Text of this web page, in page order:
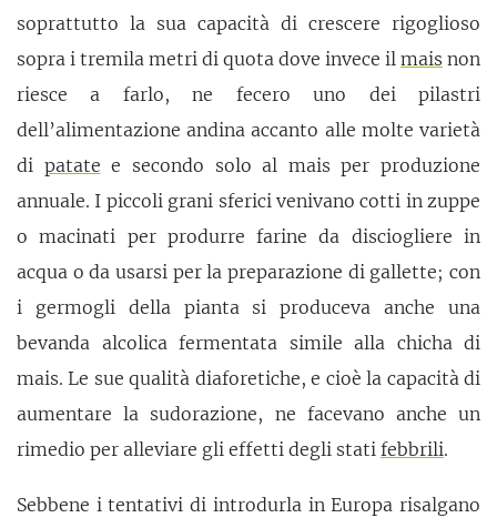
soprattutto la sua capacità di crescere rigoglioso
sopra i tremila metri di quota dove invece il mais non
riesce a farlo, ne fecero uno dei pilastri
dell’alimentazione andina accanto alle molte varietà
di patate e secondo solo al mais per produzione
annuale. I piccoli grani sferici venivano cotti in zuppe
o macinati per produrre farine da disciogliere in
acqua o da usarsi per la preparazione di gallette; con
i germogli della pianta si produceva anche una
bevanda alcolica fermentata simile alla chicha di
mais. Le sue qualità diaforetiche, e cioè la capacità di
aumentare la sudorazione, ne facevano anche un
rimedio per alleviare gli effetti degli stati febbrili.
Sebbene i tentativi di introdurla in Europa risalgano